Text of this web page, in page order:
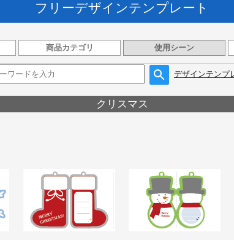
フリーデザインテンプレート
商品カテゴリ 使用シーン
デザインテンプ
クリスマス